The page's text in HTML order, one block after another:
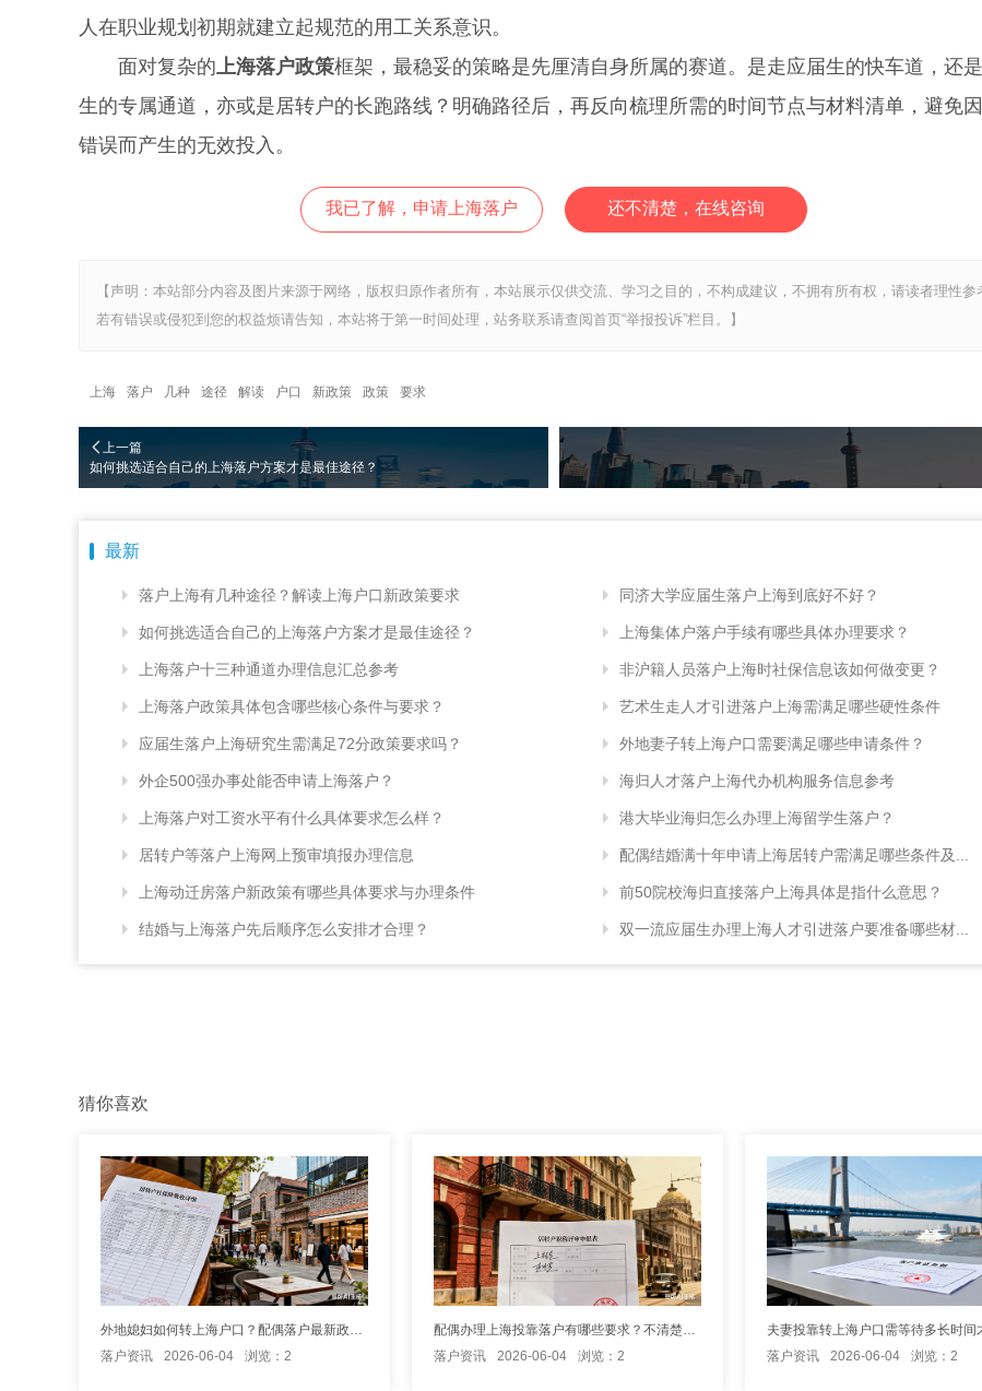
人在职业规划初期就建立起规范的用工关系意识。
面对复杂的 上海落户政策框架，最稳妥的策略是先厘清自身所属的赛道。是走应届生的快车道，还
生的专属通道，亦或是居转户的长跑路线？明确路径后，再反向梳理所需的时间节点与材料清单，避免
错误而产生的无效投入。
我已了解，申请上海落户 还不清楚，在线咨询
【声明：本站部分内容及图片来源于网络，版权归原作者所有，本站展示仅供交流、学习之目的，不构成建议，不拥有所有权，请读者理性参
若有错误或侵犯到您的权益烦请告知，本站将于第一时间处理，站务联系请查阅首页“举报投诉”栏目。】
上海 落户 几种 途径 解读 户口 新政策 政策 要求
上一篇
如何挑选适合自己的上海落户方案才是最佳途径？
最新
落户上海有几种途径？解读上海户口新政策要求
如何挑选适合自己的上海落户方案才是最佳途径？
上海落户十三种通道办理信息汇总参考
上海落户政策具体包含哪些核心条件与要求？
应届生落户上海研究生需满足72分政策要求吗？
外企500强办事处能否申请上海落户？
上海落户对工资水平有什么具体要求怎么样？
居转户等落户上海网上预审填报办理信息
上海动迁房落户新政策有哪些具体要求与办理条件
结婚与上海落户先后顺序怎么安排才合理？
同济大学应届生落户上海到底好不好？
上海集体户落户手续有哪些具体办理要求？
非沪籍人员落户上海时社保信息该如何做变更？
艺术生走人才引进落户上海需满足哪些硬性条件
外地妻子转上海户口需要满足哪些申请条件？
海归人才落户上海代办机构服务信息参考
港大毕业海归怎么办理上海留学生落户？
配偶结婚满十年申请上海居转户需满足哪些条件及...
前50院校海归直接落户上海具体是指什么意思？
双一流应届生办理上海人才引进落户要准备哪些材...
猜你喜欢
外地媳妇如何转上海户口？配偶落户最新政策规定解析
落户资讯
2026-06-04 浏览：2
配偶办理上海投靠落户有哪些要求？不清楚这些怎么申请
落户资讯
2026-06-04 浏览：2
落户资讯
2026-06-04 浏览：2